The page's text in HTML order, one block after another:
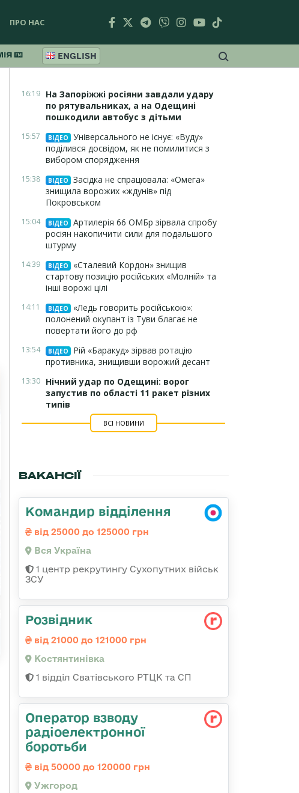
ПРО НАС
ENGLISH
16:19 На Запоріжжі росіяни завдали удару
по рятувальниках, а на Одещині
пошкодили автобус з дітьми
15:57 ВІДЕО
Універсального не існує: «Вуду»
поділився досвідом, як не помилитися з
вибором спорядження
15:38 ВІДЕО
Засідка не спрацювала: «Омега»
знищила ворожих «ждунів» під
Покровськом
15:04 ВІДЕО
Артилерія 66 ОМБр зірвала спробу
росіян накопичити сили для подальшого
штурму
14:39 ВІДЕО
«Сталевий Кордон» знищив
стартову позицію російських «Молній» та
інші ворожі цілі
14:11 ВІДЕО
«Ледь говорить російською»:
полонений окупант із Туви благає не
повертати його до рф
13:54 ВІДЕО
Рій «Баракуд» зірвав ротацію
противника, знищивши ворожий десант
13:30 Нічний удар по Одещині: ворог
запустив по області 11 ракет різних
типів
ВСІ НОВИНИ
ВАКАНСІЇ
Командир відділення
від 25000 до 125000 грн
Вся Україна
1 центр рекрутингу Сухопутних військ
ЗСУ
Розвідник
від 21000 до 121000 грн
Костянтинівка
1 відділ Сватівського РТЦК та СП
Оператор взводу
радіоелектронної
боротьби
від 50000 до 120000 грн
Ужгород